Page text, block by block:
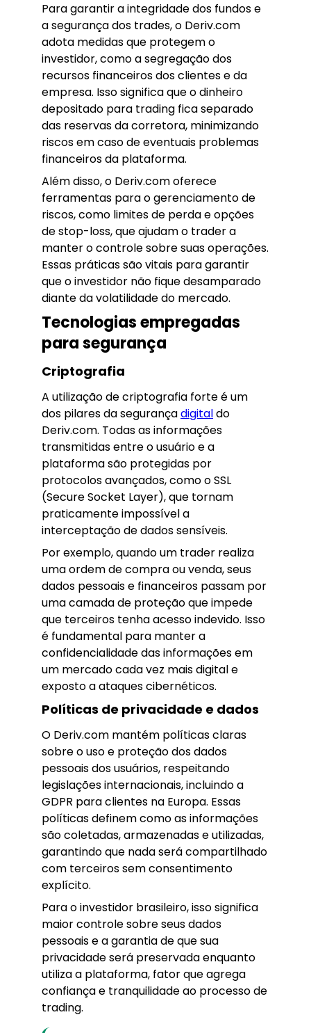
Para garantir a integridade dos fundos e
a segurança dos trades, o Deriv.com
adota medidas que protegem o
investidor, como a segregação dos
recursos financeiros dos clientes e da
empresa. Isso significa que o dinheiro
depositado para trading fica separado
das reservas da corretora, minimizando
riscos em caso de eventuais problemas
financeiros da plataforma.
Além disso, o Deriv.com oferece
ferramentas para o gerenciamento de
riscos, como limites de perda e opções
de stop-loss, que ajudam o trader a
manter o controle sobre suas operações.
Essas práticas são vitais para garantir
que o investidor não fique desamparado
diante da volatilidade do mercado.
Tecnologias empregadas
para segurança
Criptografia
A utilização de criptografia forte é um
dos pilares da segurançadigitaldo
Deriv.com. Todas as informações
transmitidas entre o usuário e a
plataforma são protegidas por
protocolos avançados, como o SSL
(Secure Socket Layer), que tornam
praticamente impossível a
interceptação de dados sensíveis.
Por exemplo, quando um trader realiza
uma ordem de compra ou venda, seus
dados pessoais e financeiros passam por
uma camada de proteção que impede
que terceiros tenha acesso indevido. Isso
é fundamental para manter a
confidencialidade das informações em
um mercado cada vez mais digital e
exposto a ataques cibernéticos.
Políticas de privacidade e dados
O Deriv.com mantém políticas claras
sobre o uso e proteção dos dados
pessoais dos usuários, respeitando
legislações internacionais, incluindo a
GDPR para clientes na Europa. Essas
políticas definem como as informações
são coletadas, armazenadas e utilizadas,
garantindo que nada será compartilhado
com terceiros sem consentimento
explícito.
Para o investidor brasileiro, isso significa
maior controle sobre seus dados
pessoais e a garantia de que sua
privacidade será preservada enquanto
utiliza a plataforma, fator que agrega
confiança e tranquilidade ao processo de
trading.